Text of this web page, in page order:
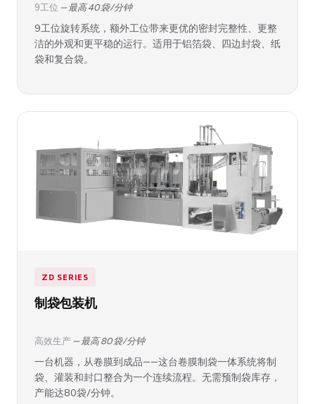
9工位 — 最高 40 袋/分钟
9工位旋转系统，额外工位带来更优的密封完整性、更整
洁的外观和更平稳的运行。适用于铝箔袋、四边封袋、纸
袋和复合袋。
ZD SERIES
制袋包装机
高效生产— 最高 80 袋/分钟
一台机器，从卷膜到成品——这台卷膜制袋一体系统将制
袋、灌装和封口整合为一个连续流程。无需预制袋库存，
产能达80袋/分钟。